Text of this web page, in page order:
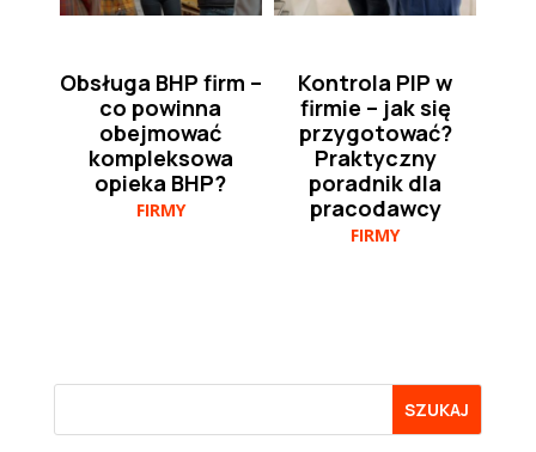
Obsługa BHP firm –
co powinna
obejmować
kompleksowa
opieka BHP?
FIRMY
Kontrola PIP w
firmie – jak się
przygotować?
Praktyczny
poradnik dla
pracodawcy
FIRMY